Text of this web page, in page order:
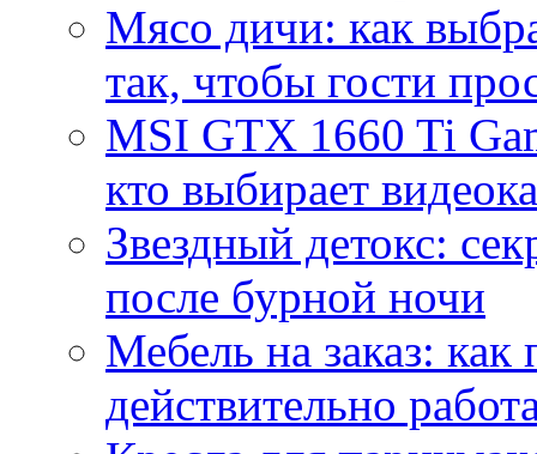
Мясо дичи: как
так, чтобы гости
MSI GTX 1660 Ti
кто выбирает
Звездный детокс:
после бурной ночи
Мебель на заказ:
действительно